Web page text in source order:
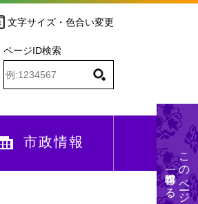
文字サイズ・色合い変更
ページID検索
市政情報
このページを
一時保存する